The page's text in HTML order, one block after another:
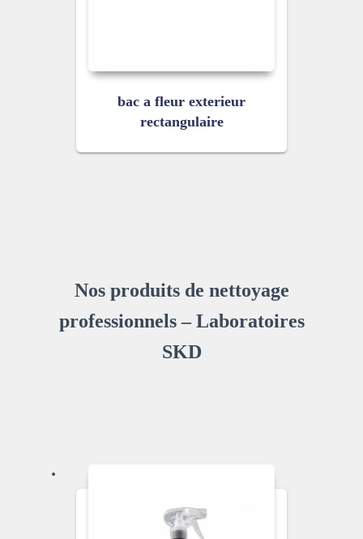
bac a fleur exterieur
rectangulaire
Nos produits de nettoyage
professionnels – Laboratoires
SKD